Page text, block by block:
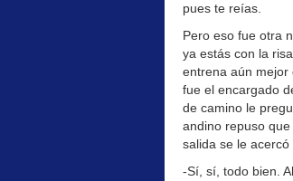
pues te reías.
Pero eso fue otra
ya estás con la
entrena aún mejor
fue el encargado
de camino le
andino repuso
salida se le
-Sí, sí, todo bien.